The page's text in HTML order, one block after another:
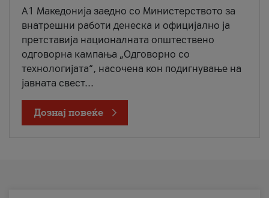
A1 Македонија заедно со Министерството за
внатрешни работи денеска и официјално ја
претставија националната општествено
одговорна кампања „Одговорно со
технологијата“, насочена кон подигнување на
јавната свест...
Дознај повеќе